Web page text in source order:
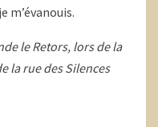
m’évanouis.
le Retors, lors de la
la rue des Silences